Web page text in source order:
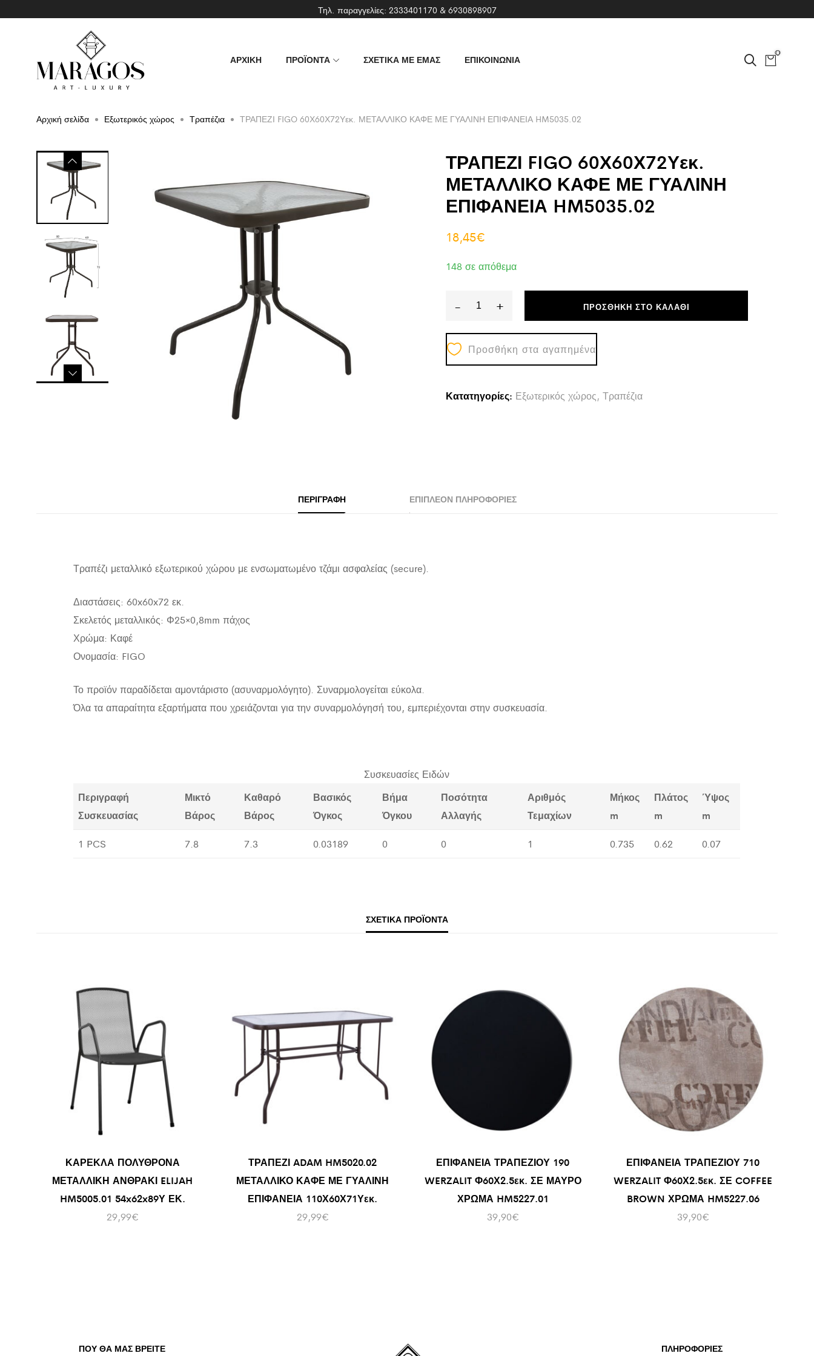
Τηλ. παραγγελίες: 2333401170& 6930898907
ΑΡΧΙΚΗ ΠΡΟΪΟΝΤΑ ΣΧΕΤΙΚΑ ΜΕ ΕΜΑΣ ΕΠΙΚΟΙΝΩΝΙΑ
0
Αρχική σελίδα Εξωτερικός χώρος Τραπέζια ΤΡΑΠΕΖΙ FIGO 60Χ60Χ72Υεκ. ΜΕΤΑΛΛΙΚΟ ΚΑΦΕ ΜΕ ΓΥΑΛΙΝΗ ΕΠΙΦΑΝΕΙΑ HM5035.02
ΤΡΑΠΕΖΙ FIGO 60Χ60Χ72Υεκ.
ΜΕΤΑΛΛΙΚΟ ΚΑΦΕ ΜΕ ΓΥΑΛΙΝΗ
ΕΠΙΦΑΝΕΙΑ HM5035.02
18,45€
148 σε απόθεμα
-
ΤΡΑΠΕΖΙ
FIGO
60Χ60Χ72Υεκ.
ΜΕΤΑΛΛΙΚΟ
ΜΕ
+ ΠΡΟΣΘΉΚΗ ΣΤΟ ΚΑΛΆΘΙ
Προσθήκη στα αγαπημένα
Κατατηγορίες: Εξωτερικός χώρος, Τραπέζια
ΠΕΡΙΓΡΑΦΉ ΕΠΙΠΛΈΟΝ ΠΛΗΡΟΦΟΡΊΕΣ
Τραπέζι μεταλλικό εξωτερικού χώρου με ενσωματωμένο τζάμι ασφαλείας (secure).
Διαστάσεις: 60x60x72 εκ.
Σκελετός μεταλλικός: Φ25×0,8mm πάχος
Χρώμα: Καφέ
Ονομασία: FIGO
Το προϊόν παραδίδεται αμοντάριστο (ασυναρμολόγητο). Συναρμολογείται εύκολα.
Όλα τα απαραίτητα εξαρτήματα που χρειάζονται για την συναρμολόγησή του, εμπεριέχονται στην συσκευασία.
Συσκευασίες Ειδών
Περιγραφή
Συσκευασίας
Μικτό
Βάρος
Καθαρό
Βάρος
Βασικός
Όγκος
Βήμα
Όγκου
Ποσότητα
Αλλαγής
Αριθμός
Τεμαχίων
Μήκος
m
Πλάτος
m
Ύψος
m
1 PCS 7.8 7.3 0.03189 0 0 1 0.735 0.62 0.07
ΣΧΕΤΙΚΆ ΠΡΟΪΌΝΤΑ
ΚΑΡΕΚΛΑ ΠΟΛΥΘΡΟΝΑ
ΜΕΤΑΛΛΙΚΗ ΑΝΘΡΑΚΙ ELIJAH
HM5005.01 54x62x89Υ ΕΚ.
29,99€
ΤΡΑΠΕΖΙ ADAM HM5020.02
ΜΕΤΑΛΛΙΚΟ ΚΑΦΕ ΜΕ ΓΥΑΛΙΝΗ
ΕΠΙΦΑΝΕΙΑ 110Χ60Χ71Υεκ.
29,99€
ΕΠΙΦΑΝΕΙΑ ΤΡΑΠΕΖΙΟΥ 190
WERZALIT Φ60Χ2.5εκ. ΣΕ ΜΑΥΡΟ
ΧΡΩΜΑ HM5227.01
39,90€
ΕΠΙΦΑΝΕΙΑ ΤΡΑΠΕΖΙΟΥ 710
WERZALIT Φ60Χ2.5εκ. ΣΕ COFFEE
BROWN ΧΡΩΜΑ HM5227.06
39,90€
ΠΟΥ ΘΑ ΜΑΣ ΒΡΕΊΤΕ ΠΛΗΡΟΦΟΡΙΕΣ